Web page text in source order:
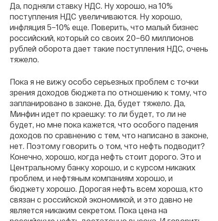
Да, подняли ставку НДС. Ну хорошо, на 10%
поступления НДС увеличиваются. Ну хорошо,
инфляция 5–10% еще. Поверить, что малый бизнес
российский, который со своих 20–60 миллионов
рублей оборота дает такие поступления НДС, очень
тяжело.
Пока я не вижу особо серьезных проблем с точки
зрения доходов бюджета по отношению к тому, что
запланировано в законе. Да, будет тяжело. Да,
Минфин идет по краешку: то ли будет, то ли не
будет, но мне пока кажется, что особого падения
доходов по сравнению с тем, что написано в законе,
нет. Поэтому говорить о том, что нефть подводит?
Конечно, хорошо, когда нефть стоит дорого. Это и
Центральному банку хорошо, и с курсом никаких
проблем, и нефтяным компаниям хорошо, и
бюджету хорошо. Дорогая нефть всем хороша, кто
связан с российской экономикой, и это давно не
является никаким секретом. Пока цена на